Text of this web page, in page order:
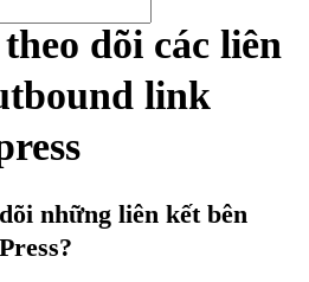
dõi các liên
link
những liên kết bên